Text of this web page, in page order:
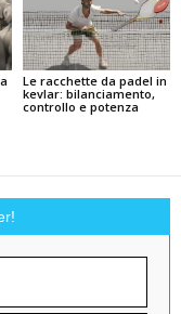
Le racchette da padel in
kevlar: bilanciamento,
controllo e potenza